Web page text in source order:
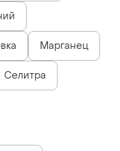
Марганец
Селитра